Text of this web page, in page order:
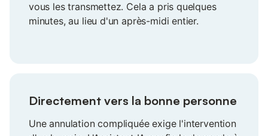
vous les transmettez. Cela a pris quelques
minutes, au lieu d'un après-midi entier.
Directement vers la bonne personne
Une annulation compliquée exige l'intervention